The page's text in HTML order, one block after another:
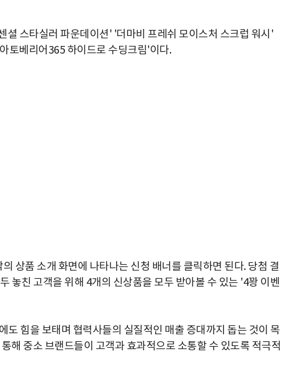
셜 스타실러 파운데이션' '더마비 프레쉬 모이스처 스크럽 워시'
토베리어365 하이드로 수딩크림'이다.
상품 소개 화면에 나타나는 신청 배너를 클릭하면 된다. 당첨 결
놓친 고객을 위해 4개의 신상품을 모두 받아볼 수 있는 '4꽝 이벤
힘을 보태며 협력사들의 실질적인 매출 증대까지 돕는 것이 목
해 중소 브랜드들이 고객과 효과적으로 소통할 수 있도록 적극적